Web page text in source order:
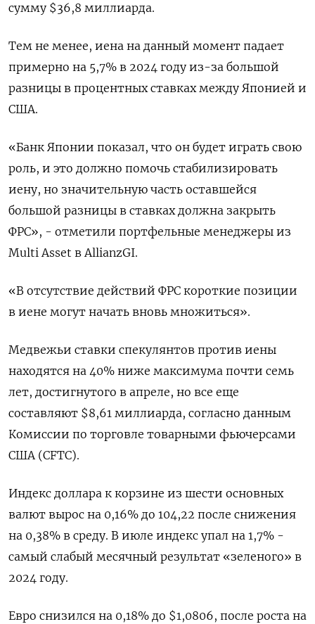
сумму $36,8 миллиарда.
Тем не менее, иена на данный момент падает
примерно на 5,7% в 2024 году из-за большой
разницы в процентных ставках между Японией и
США.
«Банк Японии показал, что он будет играть свою
роль, и это должно помочь стабилизировать
иену, но значительную часть оставшейся
большой разницы в ставках должна закрыть
ФРС», - отметили портфельные менеджеры из
Multi Asset в AllianzGI.
«В отсутствие действий ФРС короткие позиции
в иене могут начать вновь множиться».
Медвежьи ставки спекулянтов против иены
находятся на 40% ниже максимума почти семь
лет, достигнутого в апреле, но все еще
составляют $8,61 миллиарда, согласно данным
Комиссии по торговле товарными фьючерсами
США (CFTC).
Индекс доллара к корзине из шести основных
валют вырос на 0,16% до 104,22​ после снижения
на 0,38% в среду. В июле индекс упал на 1,7% -
самый слабый месячный результат «зеленого» в
2024 году.
Евро снизился на 0,18% до $1,0806​​, после роста на